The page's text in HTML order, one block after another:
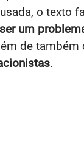
o texto
um
de também
.